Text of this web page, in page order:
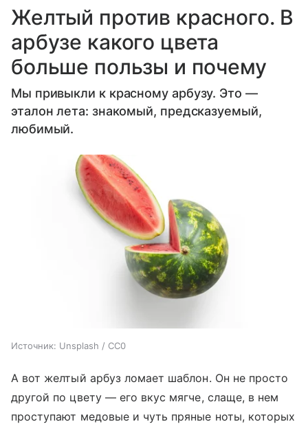
Желтый против красного. В
арбузе какого цвета
больше пользы и почему
Мы привыкли к красному арбузу. Это —
эталон лета: знакомый, предсказуемый,
любимый.
Источник: Unsplash / CC0
А вот желтый арбуз ломает шаблон. Он не просто
другой по цвету — его вкус мягче, слаще, в нем
проступают медовые и чуть пряные ноты, которых